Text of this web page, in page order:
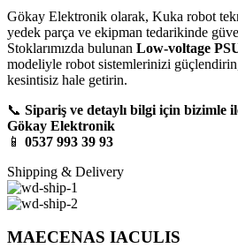
Gökay Elektronik olarak, Kuka robot
yedek parça ve ekipman tedarikinde
Stoklarımızda bulunan Low-voltage
modeliyle robot sistemlerinizi güçlendirin,
kesintisiz hale getirin.
📞 Sipariş ve detaylı bilgi için bizimle
Gökay Elektronik
📱 0537 993 39 93
Shipping & Delivery
MAECENAS IACULIS